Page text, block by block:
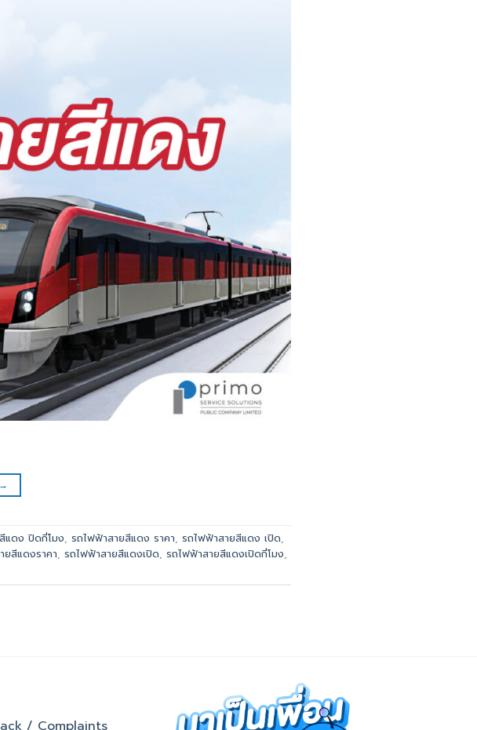
→
แดง ปิดกี่โมง, รถไฟฟ้าสายสีแดง ราคา, รถไฟฟ้าสายสีแดง เปิด,
ยสีแดงราคา, รถไฟฟ้าสายสีแดงเปิด, รถไฟฟ้าสายสีแดงเปิดกี่โมง,
/ Complaints